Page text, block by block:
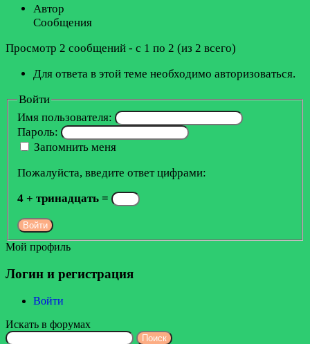
Автор
Сообщения
Просмотр 2 сообщений - с 1 по 2 (из 2 всего)
Для ответа в этой теме необходимо авторизоваться.
Войти
Имя пользователя:
Пароль:
Запомнить меня
Пожалуйста, введите ответ цифрами:
4 + тринадцать =
Войти
Мой профиль
Логин и регистрация
Войти
Искать в форумах
Поиск: